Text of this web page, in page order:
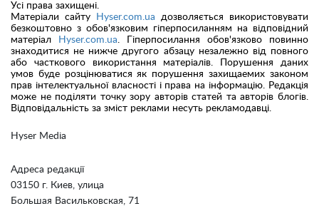
Hyser Media
Адреса редакції
03150 г. Киев, улица
Большая Васильковская, 71
Усі права захищені.
Матеріали сайту
Hyser.com.ua дозволяється використовувати
безкоштовно з обов'язковим гіперпосиланням на відповідний
матеріал
Hyser.com.ua. Гіперпосилання обов'язково повинно
знаходитися не нижче другого абзацу незалежно від повного
або часткового використання матеріалів. Порушення даних
умов буде розцінюватися як порушення захищаемих законом
прав інтелектуальної власності і права на інформацію. Редакція
може не поділяти точку зору авторів статей та авторів блогів.
Відповідальність за зміст реклами несуть рекламодавці.